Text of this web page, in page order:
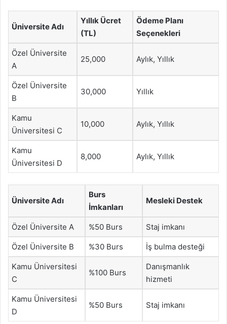
Üniversite Adı
Yıllık Ücret
(TL)
Ödeme Planı
Seçenekleri
Özel Üniversite
A
25,000 Aylık, Yıllık
Özel Üniversite
B
30,000 Yıllık
Kamu
Üniversitesi C
10,000 Aylık, Yıllık
Kamu
Üniversitesi D
8,000 Aylık, Yıllık
Üniversite Adı
Burs
İmkanları
Mesleki Destek
Özel Üniversite A %50 Burs Staj imkanı
Özel Üniversite B %30 Burs İş bulma desteği
Kamu Üniversitesi
C
%100 Burs
Danışmanlık
hizmeti
Kamu Üniversitesi
D
%50 Burs Staj imkanı